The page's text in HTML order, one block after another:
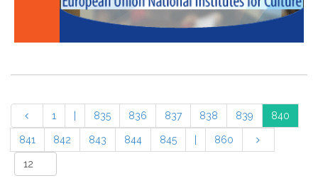
1 835 836 837 838 839 840
841 842 843 844 845 860